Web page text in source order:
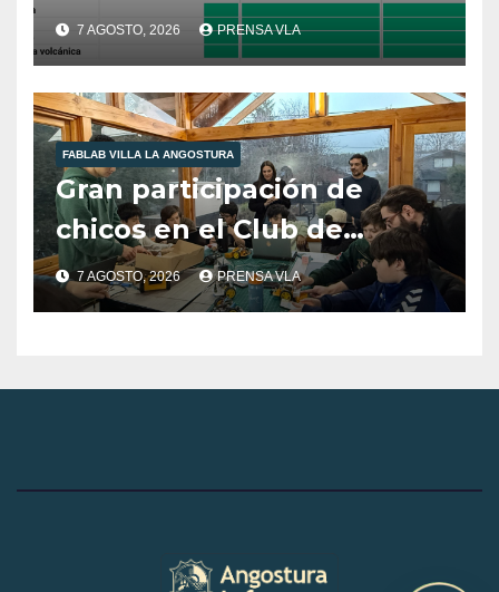
Angostura.
7 AGOSTO, 2026 PRENSA VLA
FABLAB VILLA LA ANGOSTURA
Gran participación de
chicos en el Club de
Robótica de FabLab
Angostura.
7 AGOSTO, 2026 PRENSA VLA